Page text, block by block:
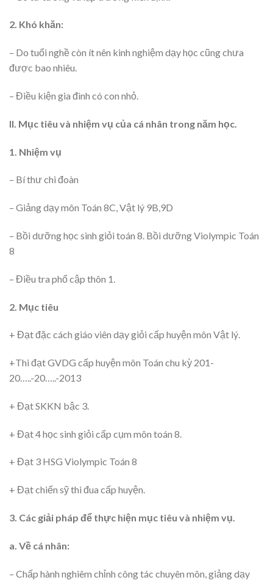
2. Khó khăn:
– Do tuổi nghề còn ít nên kinh nghiệm dạy học cũng chưa
được bao nhiêu.
– Điều kiện gia đình có con nhỏ.
II. Mục tiêu và nhiệm vụ của cá nhân trong năm học.
1. Nhiệm vụ
– Bí thư chi đoàn
– Giảng dạy môn Toán 8C, Vật lý 9B,9D
– Bồi dưỡng học sinh giỏi toán 8. Bồi dưỡng Violympic Toán
8
– Điều tra phổ cập thôn 1.
2. Mục tiêu
+ Đạt đặc cách giáo viên dạy giỏi cấp huyện môn Vật lý.
+Thi đạt GVDG cấp huyện môn Toán chu kỳ 201-
20…..-20…..-2013
+ Đạt SKKN bậc 3.
+ Đạt 4 học sinh giỏi cấp cụm môn toán 8.
+ Đạt 3 HSG Violympic Toán 8
+ Đạt chiến sỹ thi đua cấp huyện.
3. Các giải pháp để thực hiện mục tiêu và nhiệm vụ.
a. Về cá nhân:
– Chấp hành nghiêm chỉnh công tác chuyên môn, giảng dạy